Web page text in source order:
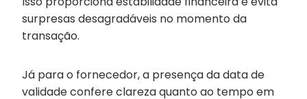
surpresas desagradáveis no momento da
transação.
Já para o fornecedor, a presença da data de
validade confere clareza quanto ao tempo em